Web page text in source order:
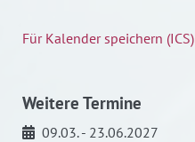
Für Kalender speichern (ICS)
Weitere Termine
09.03. - 23.06.2027